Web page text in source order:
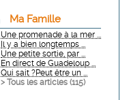
Ma Famille
Une promenade à la mer ...
Il y a bien longtemps ...
Une petite sortie, par ...
En direct de Guadeloup ...
Qui sait ?Peut être un ...
> Tous les articles (115)